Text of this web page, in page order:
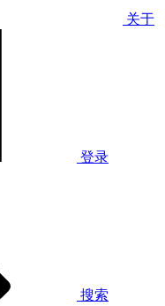
关于
登录
搜索